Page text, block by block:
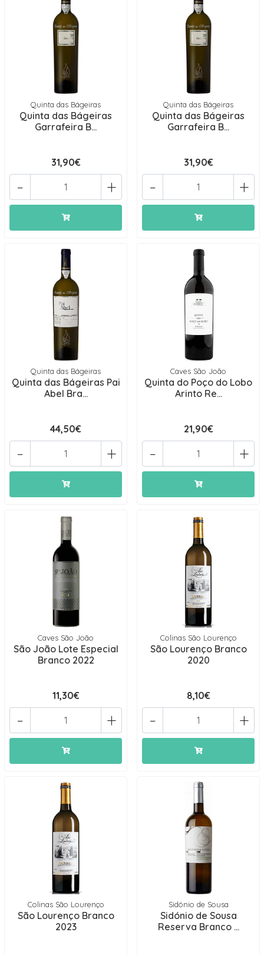
Quinta das Bágeiras
Quinta das Bágeiras
Garrafeira B...
31,90€
+
-
Quinta das Bágeiras
Quinta das Bágeiras
Garrafeira B...
31,90€
+
-
Quinta das Bágeiras
Quinta das Bágeiras Pai
Abel Bra...
44,50€
+
-
Caves São João
Quinta do Poço do Lobo
Arinto Re...
21,90€
+
-
Caves São João
São João Lote Especial
Branco 2022
11,30€
+
-
Colinas São Lourenço
São Lourenço Branco
2020
8,10€
+
-
Colinas São Lourenço
São Lourenço Branco
2023
Sidónio de Sousa
Sidónio de Sousa
Reserva Branco ...